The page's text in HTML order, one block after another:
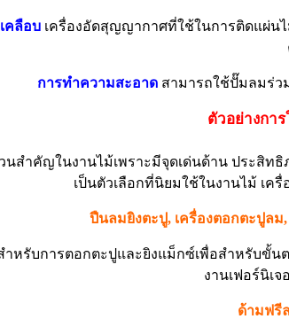
คลือบเครื่องอัดสุญญากาศที่ใช้ในการติดแผ่นไ
การทำความสะอาด สามารถใช้ปั๊มลมร่ว
ตัวอย่างกา
นสำคัญในงานไม้เพราะมีจุดเด่นด้าน ประสิ
เป็นตัวเลือกที่นิยมใช้ในงานไม้ เค
ปืนลมยิงตะปู, เครื่องตอกตะปูล
ำหรับการตอกตะปูและยิงแม็กซ์เพื่อสำหรับขั้
งานเฟอร์นิเ
ด้ามฟรี